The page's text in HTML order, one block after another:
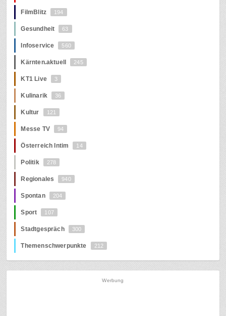
FilmBlitz 194
Gesundheit 63
Infoservice 560
Kärnten.aktuell 245
KT1 Live 3
Kulinarik 36
Kultur 121
Messe TV 94
Österreich Intim 14
Politik 278
Regionales 940
Spontan 204
Sport 107
Stadtgespräch 300
Themenschwerpunkte 212
Werbung